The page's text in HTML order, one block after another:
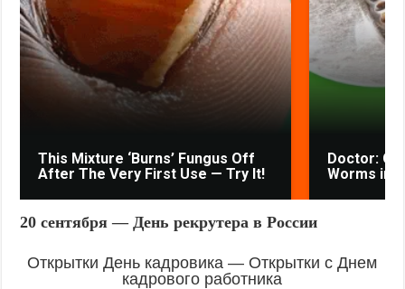
This Mixture ‘Burns’ Fungus Off
After The Very First Use — Try It!
Doctor:
Worms in
20 сентября — День рекрутера в России
Открытки День кадровика — Открытки с Днем
кадрового работника